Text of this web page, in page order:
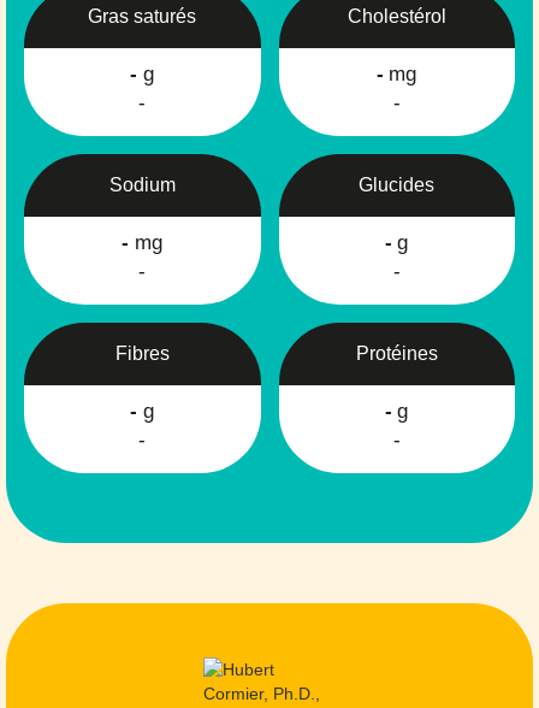
Gras saturés
- g
-
Cholestérol
- mg
-
Sodium
- mg
-
Glucides
- g
-
Fibres
- g
-
Protéines
- g
-